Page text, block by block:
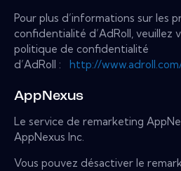
Pour plus d’informations sur les
confidentialité d’AdRoll, veuillez
politique de confidentialité
d’AdRoll : http://
AppNexus
Le service de remarketing
AppNexus Inc.
Vous pouvez désactiver le